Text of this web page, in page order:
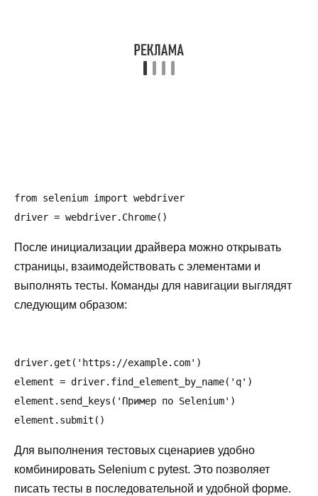
from selenium import webdriver
После инициализации драйвера можно открывать
страницы, взаимодействовать с элементами и
выполнять тесты. Команды для навигации выглядят
следующим образом:
driver.get('https://example.com')
element = driver.find_element_by_name('q')
element.send_keys('Пример по Selenium')
Для выполнения тестовых сценариев удобно
комбинировать Selenium с pytest. Это позволяет
писать тесты в последовательной и удобной форме.